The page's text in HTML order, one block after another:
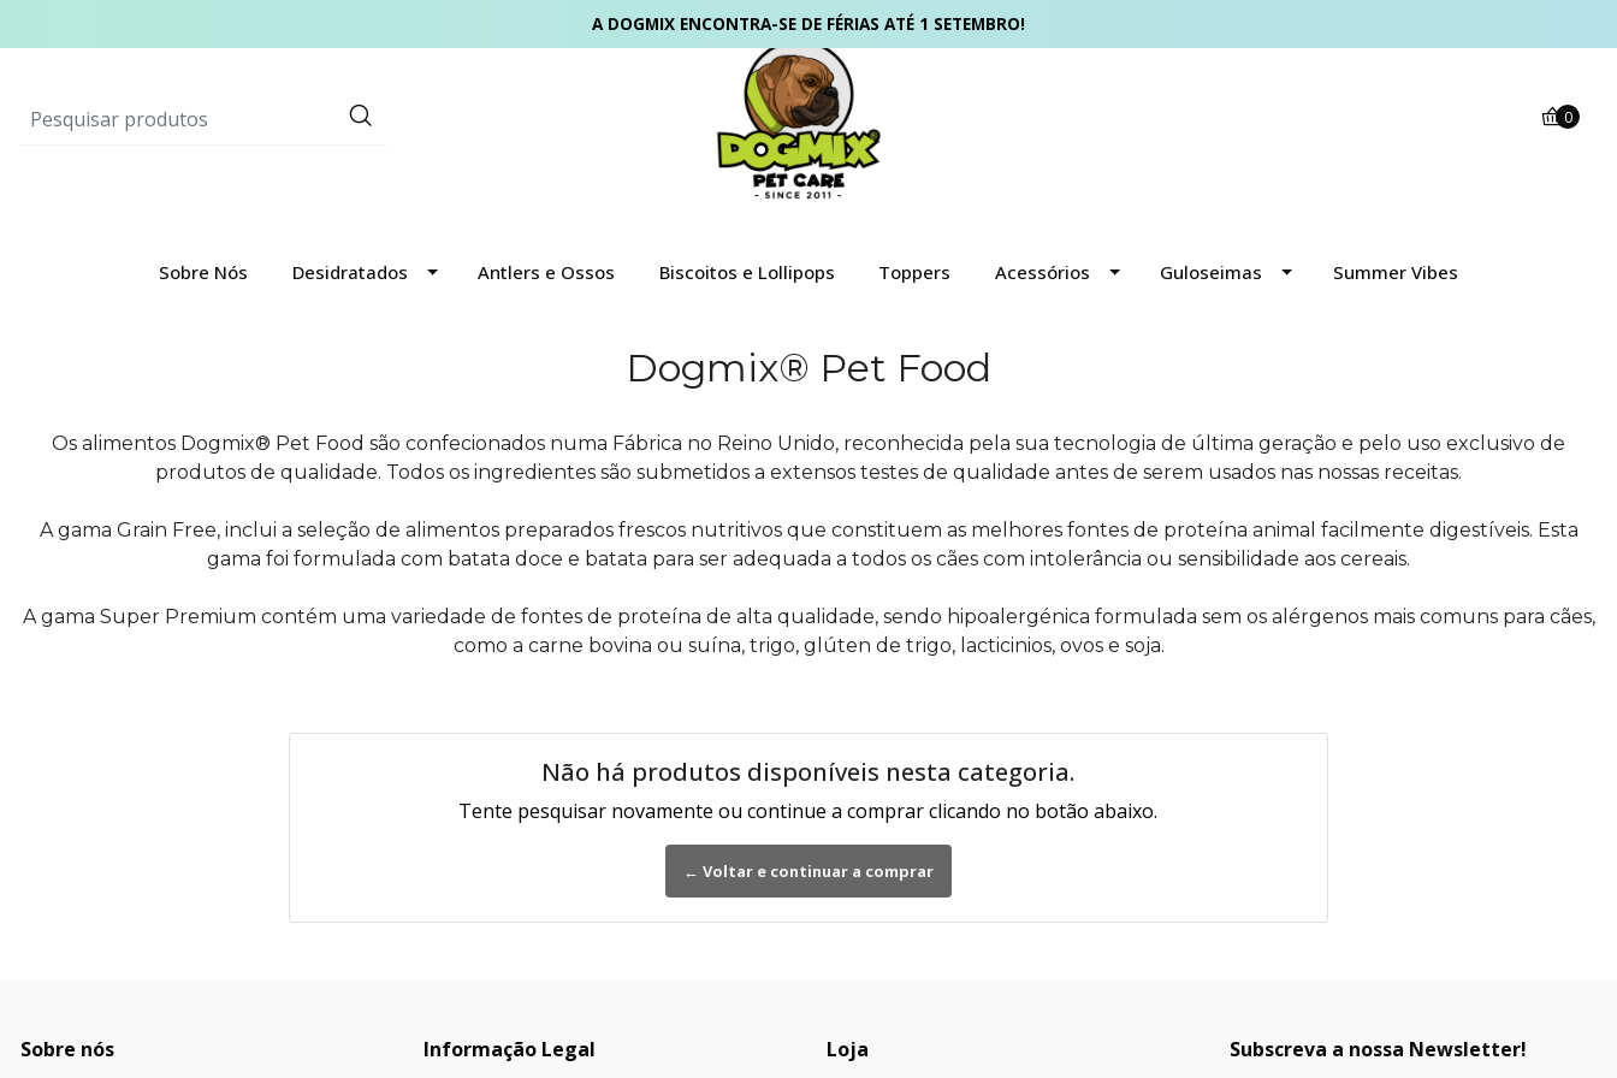
A DOGMIX ENCONTRA-SE DE FÉRIAS ATÉ 1 SETEMBRO!
0
Sobre Nós Desidratados Antlers e Ossos Biscoitos e Lollipops Toppers Acessórios Guloseimas Summer Vibes
Dogmix® Pet Food
Os alimentos Dogmix® Pet Food são confecionados numa Fábrica no Reino Unido, reconhecida pela sua tecnologia de última geração e pelo uso exclusivo de
produtos de qualidade. Todos os ingredientes são submetidos a extensos testes de qualidade antes de serem usados nas nossas receitas.
A gama Grain Free, inclui a seleção de alimentos preparados frescos nutritivos que constituem as melhores fontes de proteína animal facilmente digestíveis. Esta
gama foi formulada com batata doce e batata para ser adequada a todos os cães com intolerância ou sensibilidade aos cereais.
A gama Super Premium contém uma variedade de fontes de proteína de alta qualidade, sendo hipoalergénica formulada sem os alérgenos mais comuns para cães,
como a carne bovina ou suína, trigo, glúten de trigo, lacticinios, ovos e soja.
Não há produtos disponíveis nesta categoria.
Tente pesquisar novamente ou continue a comprar clicando no botão abaixo.
← Voltar e continuar a comprar
Sobre nós Informação Legal Loja Subscreva a nossa Newsletter!